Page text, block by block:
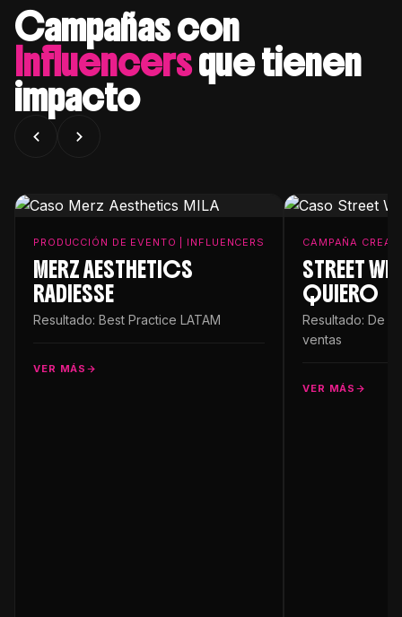
Campañas con
Influencersque tienen
impacto
PRODUCCIÓN DE EVENTO | INFLUENCERS
MERZ AESTHETICS
RADIESSE
Resultado: Best Practice LATAM
VER MÁS
CAMPAÑA
STREET
QUIERO
Resultado: De
ventas
VER MÁS